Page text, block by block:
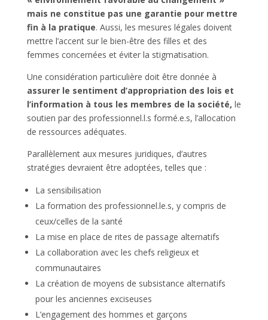
mais ne constitue pas une garantie pour mettre
fin à la pratique. Aussi, les mesures légales doivent
mettre l’accent sur le bien-être des filles et des
femmes concernées et éviter la stigmatisation.
Une considération particulière doit être donnée à
assurer le sentiment d’appropriation des lois et
l’information à tous les membres de la société, le
soutien par des professionnel.l.s formé.e.s, l’allocation
de ressources adéquates.
Parallèlement aux mesures juridiques, d’autres
stratégies devraient être adoptées, telles que :
La sensibilisation
La formation des professionnel.le.s, y compris de
ceux/celles de la santé
La mise en place de rites de passage alternatifs
La collaboration avec les chefs religieux et
communautaires
La création de moyens de subsistance alternatifs
pour les anciennes exciseuses
L’engagement des hommes et garçons